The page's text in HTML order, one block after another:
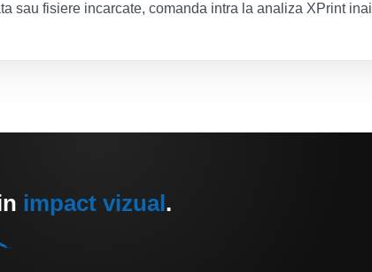
sau fisiere incarcate, comanda intra la analiza XPrint
impact vizual.